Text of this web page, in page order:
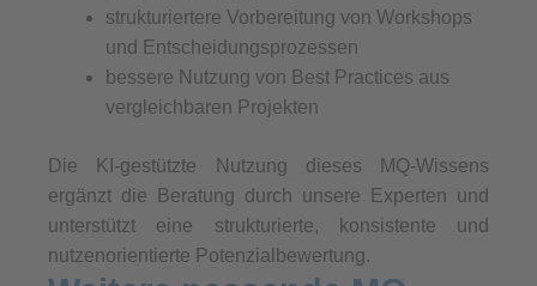
strukturiertere Vorbereitung von Workshops
und Entscheidungsprozessen
bessere Nutzung von Best Practices aus
vergleichbaren Projekten
Die KI-gestützte Nutzung dieses MQ-Wissens
ergänzt die Beratung durch unsere Experten und
unterstützt eine strukturierte, konsistente und
nutzenorientierte Potenzialbewertung.